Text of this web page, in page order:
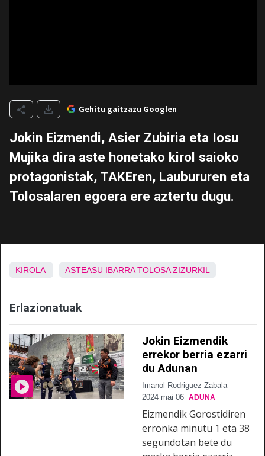
Gehitu gaitzazu Googlen
Jokin Eizmendi, Asier Zubiria eta Iosu
Mujika dira aste honetako kirol saioko
protagonistak, TAKEren, Laubururen eta
Tolosalaren egoera ere aztertu dugu.
KIROLA ASTEASU IBARRA TOLOSA ZIZURKIL
Erlazionatuak
Jokin Eizmendik
errekor berria ezarri
du Adunan
Imanol Rodriguez Zabala
2024 mai 06 ADUNA
Eizmendik Gorostidiren
erronka minutu 1 eta 38
segundotan bete du